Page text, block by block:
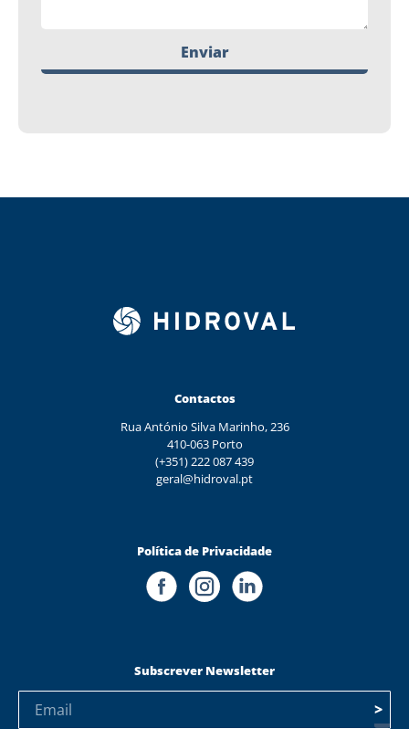
Enviar
Contactos
Rua António Silva Marinho, 236
410-063 Porto
(+351) 222 087 439
geral@hidroval.pt
Política de Privacidade
Subscrever Newsletter
>